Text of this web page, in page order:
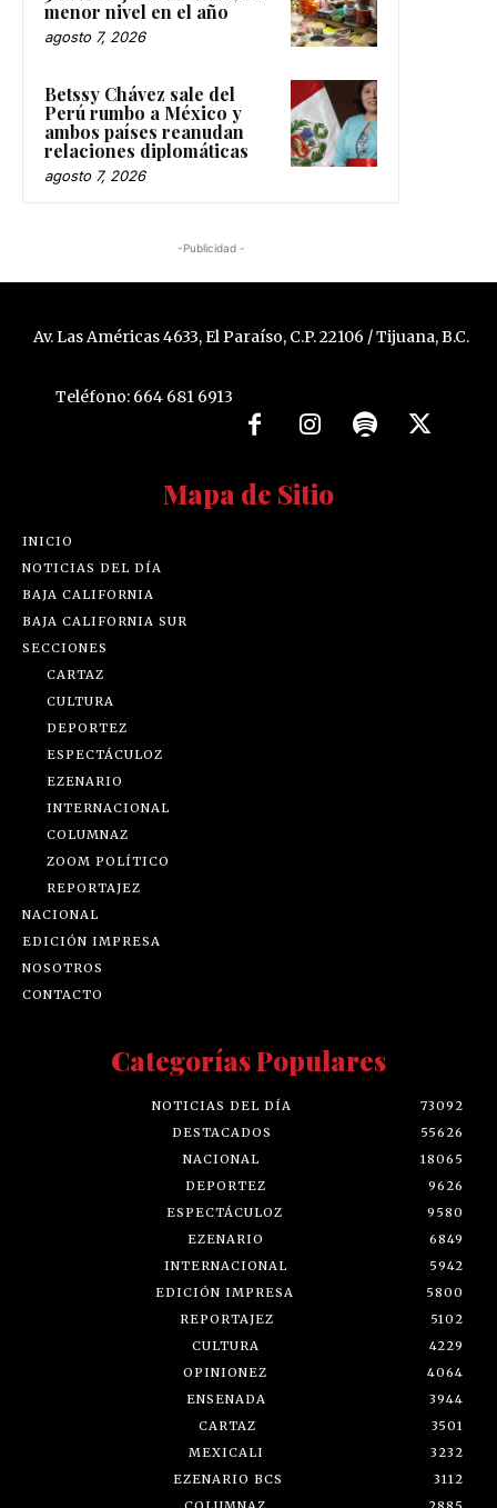
menor nivel en el año
agosto 7, 2026
Betssy Chávez sale del
Perú rumbo a México y
ambos países reanudan
relaciones diplomáticas
agosto 7, 2026
-Publicidad -
Av. Las Américas 4633, El Paraíso, C.P. 22106 / Tijuana, B.C.
Teléfono: 664 681 6913
Mapa de Sitio
INICIO
NOTICIAS DEL DÍA
BAJA CALIFORNIA
BAJA CALIFORNIA SUR
SECCIONES
CARTAZ
CULTURA
DEPORTEZ
ESPECTÁCULOZ
EZENARIO
INTERNACIONAL
COLUMNAZ
ZOOM POLÍTICO
REPORTAJEZ
NACIONAL
EDICIÓN IMPRESA
NOSOTROS
CONTACTO
Categorías Populares
NOTICIAS DEL DÍA
73092
DESTACADOS
55626
NACIONAL
18065
DEPORTEZ
9626
ESPECTÁCULOZ
9580
EZENARIO
6849
INTERNACIONAL
5942
EDICIÓN IMPRESA
5800
REPORTAJEZ
5102
CULTURA
4229
OPINIONEZ
4064
ENSENADA
3944
CARTAZ
3501
MEXICALI
3232
EZENARIO BCS
3112